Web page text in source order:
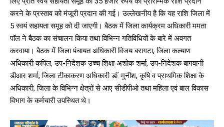
करने के प्रस्ताव को मंजूरी प्रदान की गई। उल्लेखनीय है कि यह राशि जिला में
5 स्वयं सहायता समूह को दी जाएगी। बैठक में जिला कार्यक्रम अधिकारी ममता
पाॅल ने बैठक का संचालन किया तथा विभिन्न गतिविधियों के बारे में अवगत
करवाया। बैठक में जिला पंचायत अधिकारी विजय बरागटा, जिला कल्याण
अधिकारी कपिल, उप-निदेशक उच्च शिक्षा अशोक शर्मा, उप-निदेशक बागवानी
डीआर शर्मा, जिला टीकाकरण अधिकारी डाॅ. मुनीश, कृषि व प्राथमिक शिक्षा के
अधिकारी, जिला के विभिन्न क्षेत्रों से आए सीडीपीओ तथा महिला एवं बाल विकास
विभाग के कर्मचारी उपस्थित थे।